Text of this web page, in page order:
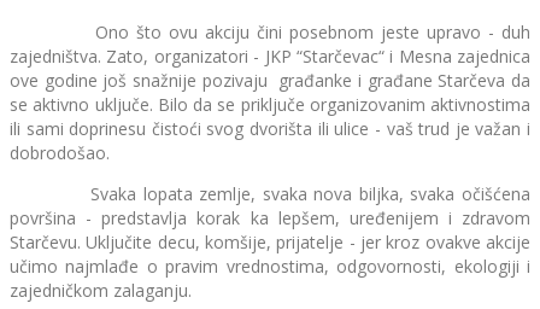
Ono što ovu akciju čini posebnom jeste upravo - duh
zajedništva. Zato, organizatori - JKP “Starčevac“ i Mesna zajednica
ove godine još snažnije pozivaju građanke i građane Starčeva da
se aktivno uključe. Bilo da se priključe organizovanim aktivnostima
ili sami doprinesu čistoći svog dvorišta ili ulice - vaš trud je važan i
dobrodošao.
Svaka lopata zemlje, svaka nova biljka, svaka očišćena
površina - predstavlja korak ka lepšem, uređenijem i zdravom
Starčevu. Uključite decu, komšije, prijatelje - jer kroz ovakve akcije
učimo najmlađe o pravim vrednostima, odgovornosti, ekologiji i
zajedničkom zalaganju.